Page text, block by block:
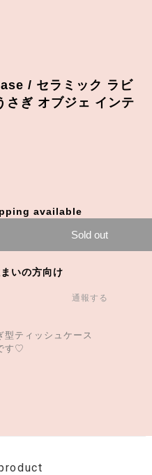
/ セラミック ラビ
さぎ オブジェ インテ
available
Sold out
いの方向け
通報する
型ティッシュケース
す♡